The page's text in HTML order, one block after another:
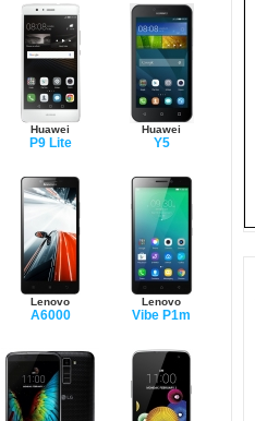
Huawei
P9 Lite
Huawei
Y5
Lenovo
A6000
Lenovo
Vibe P1m